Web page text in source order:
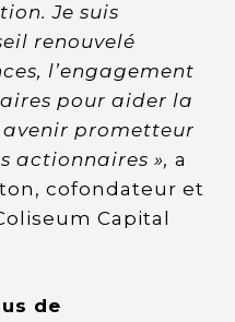
Je suis
renouvelé
l’engagement
pour aider la
avenir prometteur
actionnaires », a
cofondateur et
Capital
de